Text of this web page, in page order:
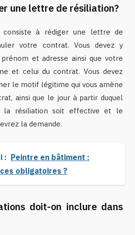
une lettre de résiliation?
consiste à rédiger une lettre de
votre contrat. Vous devez y
et adresse ainsi que votre
et celui du contrat. Vous devez
le motif légitime qui vous amène
ainsi que le jour à partir duquel
la résiliation soit effective et le
la demande.
: Peintre en bâtiment :
obligatoires ?
doit-on inclure dans